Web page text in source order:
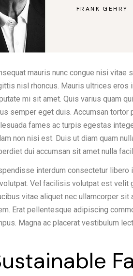
FRANK GEHRY
mauris nunc congue nisi
nisl rhoncus. Mauris ultrices eros
mi sit amet. Quis varius quam
semper eget duis. Accumsan tortor
fames ac turpis egestas
non nisi est. Duis ut diam quam
dui accumsan sit amet nulla
interdum consectetur libero
Vel facilisis volutpat est velit
vitae aliquet nec ullamcorper
Erat pellentesque adipiscing
Magna ac placerat vestibulum